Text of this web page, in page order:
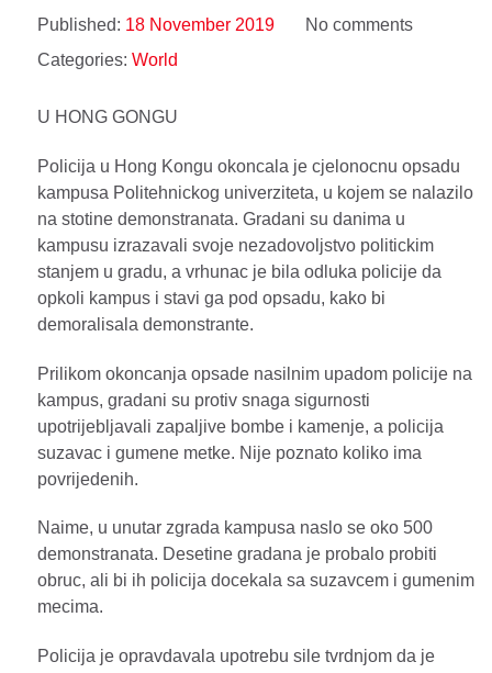
Published: 18 November 2019
No comments
Categories: World
U HONG GONGU
Policija u Hong Kongu okoncala je cjelonocnu opsadu
kampusa Politehnickog univerziteta, u kojem se nalazilo
na stotine demonstranata. Gradani su danima u
kampusu izrazavali svoje nezadovoljstvo politickim
stanjem u gradu, a vrhunac je bila odluka policije da
opkoli kampus i stavi ga pod opsadu, kako bi
demoralisala demonstrante.
Prilikom okoncanja opsade nasilnim upadom policije na
kampus, gradani su protiv snaga sigurnosti
upotrijebljavali zapaljive bombe i kamenje, a policija
suzavac i gumene metke. Nije poznato koliko ima
povrijedenih.
Naime, u unutar zgrada kampusa naslo se oko 500
demonstranata. Desetine gradana je probalo probiti
obruc, ali bi ih policija docekala sa suzavcem i gumenim
mecima.
Policija je opravdavala upotrebu sile tvrdnjom da je